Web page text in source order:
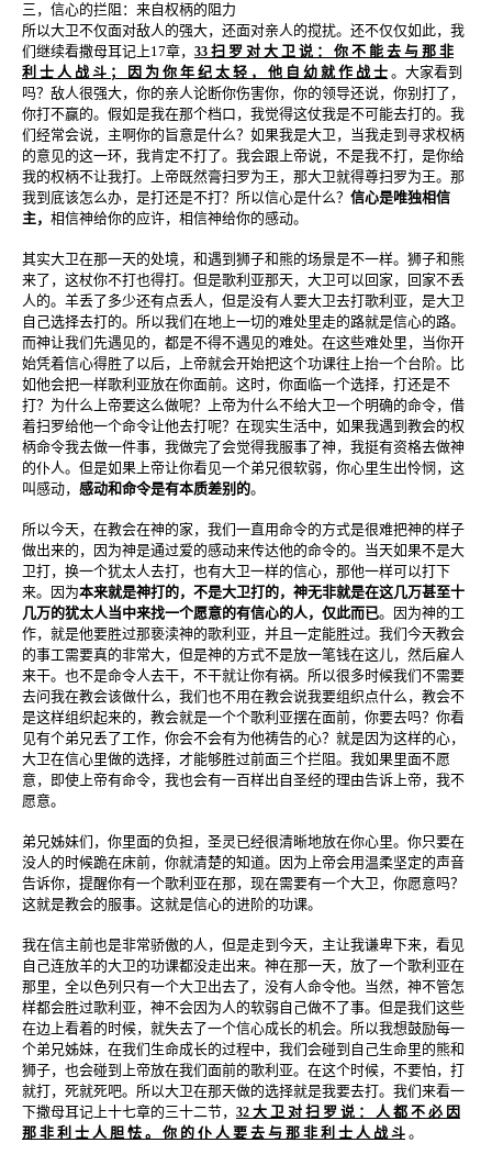
三，信心的拦阻：来自权柄的阻力
所以大卫不仅面对敌人的强大，还面对亲人的搅扰。还不仅仅如此，我
们继续看撒母耳记上17章， 33 扫 罗 对 大 卫 说 ： 你 不 能 去 与 那 非
利 士 人 战 斗 ； 因 为 你 年 纪 太 轻 ， 他 自 幼 就 作 战 士 。大家看到
吗？敌人很强大，你的亲人论断你伤害你，你的领导还说，你别打了，
你打不赢的。假如是我在那个档口，我觉得这仗我是不可能去打的。我
们经常会说，主啊你的旨意是什么？如果我是大卫，当我走到寻求权柄
的意见的这一环，我肯定不打了。我会跟上帝说，不是我不打，是你给
我的权柄不让我打。上帝既然膏扫罗为王，那大卫就得尊扫罗为王。那
我到底该怎么办，是打还是不打？所以信心是什么？ 信心是唯独相信
主， 相信神给你的应许，相信神给你的感动。
其实大卫在那一天的处境，和遇到狮子和熊的场景是不一样。狮子和熊
来了，这杖你不打也得打。但是歌利亚那天，大卫可以回家，回家不丢
人的。羊丢了多少还有点丢人，但是没有人要大卫去打歌利亚，是大卫
自己选择去打的。所以我们在地上一切的难处里走的路就是信心的路。
而神让我们先遇见的，都是不得不遇见的难处。在这些难处里，当你开
始凭着信心得胜了以后，上帝就会开始把这个功课往上抬一个台阶。比
如他会把一样歌利亚放在你面前。这时，你面临一个选择，打还是不
打？为什么上帝要这么做呢？上帝为什么不给大卫一个明确的命令，借
着扫罗给他一个命令让他去打呢？在现实生活中，如果我遇到教会的权
柄命令我去做一件事，我做完了会觉得我服事了神，我挺有资格去做神
的仆人。但是如果上帝让你看见一个弟兄很软弱，你心里生出怜悯，这
叫感动， 感动和命令是有本质差别的。
所以今天，在教会在神的家，我们一直用命令的方式是很难把神的样子
做出来的，因为神是通过爱的感动来传达他的命令的。当天如果不是大
卫打，换一个犹太人去打，也有大卫一样的信心，那他一样可以打下
来。因为本来就是神打的，不是大卫打的，神无非就是在这几万甚至十
几万的犹太人当中来找一个愿意的有信心的人，仅此而已。因为神的工
作，就是他要胜过那亵渎神的歌利亚，并且一定能胜过。我们今天教会
的事工需要真的非常大，但是神的方式不是放一笔钱在这儿，然后雇人
来干。也不是命令人去干，不干就让你有祸。所以很多时候我们不需要
去问我在教会该做什么，我们也不用在教会说我要组织点什么，教会不
是这样组织起来的，教会就是一个个歌利亚摆在面前，你要去吗？你看
见有个弟兄丢了工作，你会不会有为他祷告的心？就是因为这样的心，
大卫在信心里做的选择，才能够胜过前面三个拦阻。我如果里面不愿
意，即使上帝有命令，我也会有一百样出自圣经的理由告诉上帝，我不
愿意。
弟兄姊妹们，你里面的负担，圣灵已经很清晰地放在你心里。你只要在
没人的时候跪在床前，你就清楚的知道。因为上帝会用温柔坚定的声音
告诉你，提醒你有一个歌利亚在那，现在需要有一个大卫，你愿意吗？
这就是教会的服事。这就是信心的进阶的功课。
我在信主前也是非常骄傲的人，但是走到今天，主让我谦卑下来，看见
自己连放羊的大卫的功课都没走出来。神在那一天，放了一个歌利亚在
那里，全以色列只有一个大卫出去了，没有人命令他。当然，神不管怎
样都会胜过歌利亚，神不会因为人的软弱自己做不了事。但是我们这些
在边上看着的时候，就失去了一个信心成长的机会。所以我想鼓励每一
个弟兄姊妹，在我们生命成长的过程中，我们会碰到自己生命里的熊和
狮子，也会碰到上帝放在我们面前的歌利亚。在这个时候，不要怕，打
就打，死就死吧。所以大卫在那天做的选择就是我要去打。我们来看一
下撒母耳记上十七章的三十二节， 32 大 卫 对 扫 罗 说 ： 人 都 不 必 因
那 非 利 士 人 胆 怯 。 你 的 仆 人 要 去 与 那 非 利 士 人 战 斗 。